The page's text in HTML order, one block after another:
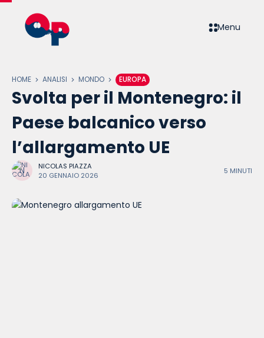
Menu
HOME ANALISI MONDO EUROPA
Svolta per il Montenegro: il
Paese balcanico verso
l’allargamento UE
NICOLAS PIAZZA
20 GENNAIO 2026
5 MINUTI